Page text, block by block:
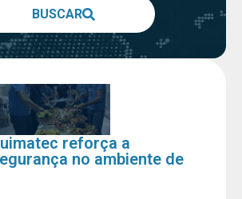
BUSCAR
reforça a
no ambiente de